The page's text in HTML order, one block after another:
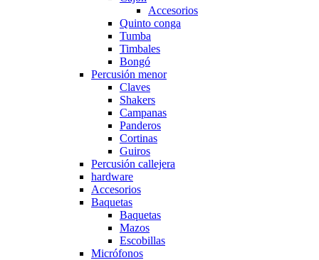
Accesorios
Quinto conga
Tumba
Timbales
Bongó
Percusión menor
Claves
Shakers
Campanas
Panderos
Cortinas
Guiros
Percusión callejera
hardware
Accesorios
Baquetas
Baquetas
Mazos
Escobillas
Micrófonos